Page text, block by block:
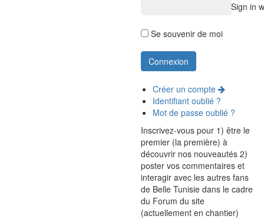
Sign in
Se souvenir de moi
Créer un compte
Identifiant oublié ?
Mot de passe oublié ?
Inscrivez-vous pour 1) être le
premier (la première) à
découvrir nos nouveautés 2)
poster vos commentaires et
interagir avec les autres fans
de Belle Tunisie dans le cadre
du Forum du site
(actuellement en chantier)